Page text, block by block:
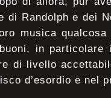
di Randolph e dei
musica
in
di livello
d’esordio e nel